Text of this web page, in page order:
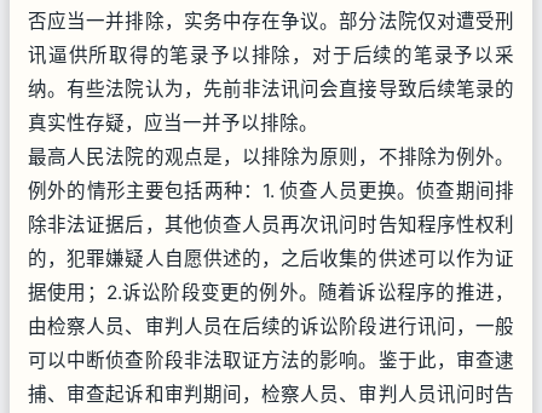
否应当一并排除，实务中存在争议。部分法院仅对遭受刑
讯逼供所取得的笔录予以排除，对于后续的笔录予以采
纳。有些法院认为，先前非法讯问会直接导致后续笔录的
真实性存疑，应当一并予以排除。
最高人民法院的观点是，以排除为原则，不排除为例外。
例外的情形主要包括两种：1. 侦查人员更换。侦查期间排
除非法证据后，其他侦查人员再次讯问时告知程序性权利
的，犯罪嫌疑人自愿供述的，之后收集的供述可以作为证
据使用；2.诉讼阶段变更的例外。随着诉讼程序的推进，
由检察人员、审判人员在后续的诉讼阶段进行讯问，一般
可以中断侦查阶段非法取证方法的影响。鉴于此，审查逮
捕、审查起诉和审判期间，检察人员、审判人员讯问时告